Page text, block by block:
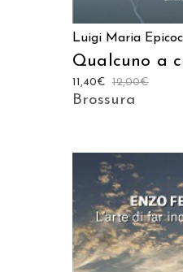
Luigi Maria
Qualcuno a
12,00€
11,40€
Brossura